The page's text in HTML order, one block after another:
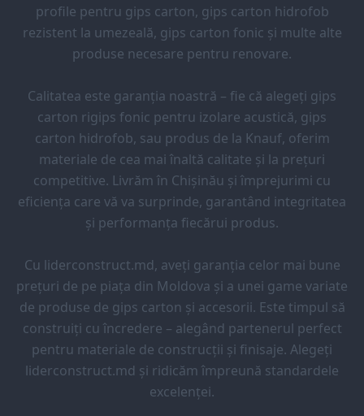
profile pentru gips carton, gips carton hidrofob
rezistent la umezeală, gips carton fonic și multe alte
produse necesare pentru renovare.
Calitatea este garanția noastră – fie că alegeți gips
carton rigips fonic pentru izolare acustică, gips
carton hidrofob, sau produs de la Knauf, oferim
materiale de cea mai înaltă calitate și la prețuri
competitive. Livrăm în Chișinău și împrejurimi cu
eficiența care vă va surprinde, garantând integritatea
și performanța fiecărui produs.
Cu liderconstruct.md, aveți garanția celor mai bune
prețuri de pe piața din Moldova și a unei game variate
de produse de gips carton și accesorii. Este timpul să
construiți cu încredere – alegând partenerul perfect
pentru materiale de construcții și finisaje. Alegeți
liderconstruct.md și ridicăm împreună standardele
excelenței.